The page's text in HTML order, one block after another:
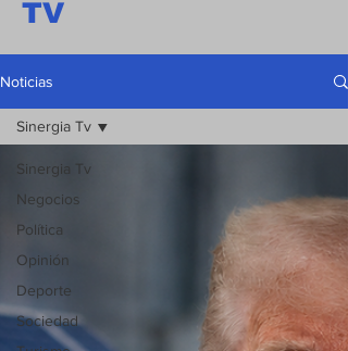
TV
Noticias
Sinergia Tv
Negocios
Política
Opinión
Deporte
Sociedad
Sinergia Tv